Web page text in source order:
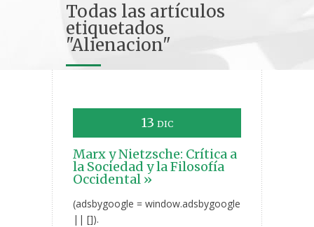
Todas las artículos
etiquetados
"Alienacion"
13 DIC
Marx y Nietzsche: Crítica a
la Sociedad y la Filosofía
Occidental »
(adsbygoogle = window.adsbygoogle
|| []).